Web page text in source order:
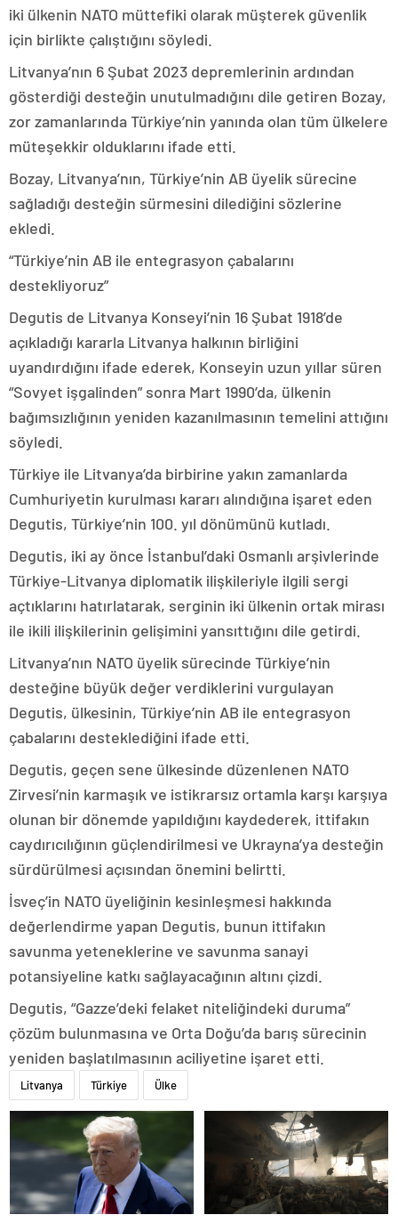
iki ülkenin NATO müttefiki olarak müşterek güvenlik
için birlikte çalıştığını söyledi.
Litvanya’nın 6 Şubat 2023 depremlerinin ardından
gösterdiği desteğin unutulmadığını dile getiren Bozay,
zor zamanlarında Türkiye’nin yanında olan tüm ülkelere
müteşekkir olduklarını ifade etti.
Bozay, Litvanya’nın, Türkiye’nin AB üyelik sürecine
sağladığı desteğin sürmesini dilediğini sözlerine
ekledi.
“Türkiye’nin AB ile entegrasyon çabalarını
destekliyoruz”
Degutis de Litvanya Konseyi’nin 16 Şubat 1918’de
açıkladığı kararla Litvanya halkının birliğini
uyandırdığını ifade ederek, Konseyin uzun yıllar süren
“Sovyet işgalinden” sonra Mart 1990’da, ülkenin
bağımsızlığının yeniden kazanılmasının temelini attığını
söyledi.
Türkiye ile Litvanya’da birbirine yakın zamanlarda
Cumhuriyetin kurulması kararı alındığına işaret eden
Degutis, Türkiye’nin 100. yıl dönümünü kutladı.
Degutis, iki ay önce İstanbul’daki Osmanlı arşivlerinde
Türkiye-Litvanya diplomatik ilişkileriyle ilgili sergi
açtıklarını hatırlatarak, serginin iki ülkenin ortak mirası
ile ikili ilişkilerinin gelişimini yansıttığını dile getirdi.
Litvanya’nın NATO üyelik sürecinde Türkiye’nin
desteğine büyük değer verdiklerini vurgulayan
Degutis, ülkesinin, Türkiye’nin AB ile entegrasyon
çabalarını desteklediğini ifade etti.
Degutis, geçen sene ülkesinde düzenlenen NATO
Zirvesi’nin karmaşık ve istikrarsız ortamla karşı karşıya
olunan bir dönemde yapıldığını kaydederek, ittifakın
caydırıcılığının güçlendirilmesi ve Ukrayna’ya desteğin
sürdürülmesi açısından önemini belirtti.
İsveç’in NATO üyeliğinin kesinleşmesi hakkında
değerlendirme yapan Degutis, bunun ittifakın
savunma yeteneklerine ve savunma sanayi
potansiyeline katkı sağlayacağının altını çizdi.
Degutis, “Gazze’deki felaket niteliğindeki duruma”
çözüm bulunmasına ve Orta Doğu’da barış sürecinin
yeniden başlatılmasının aciliyetine işaret etti.
Litvanya Türkiye Ülke